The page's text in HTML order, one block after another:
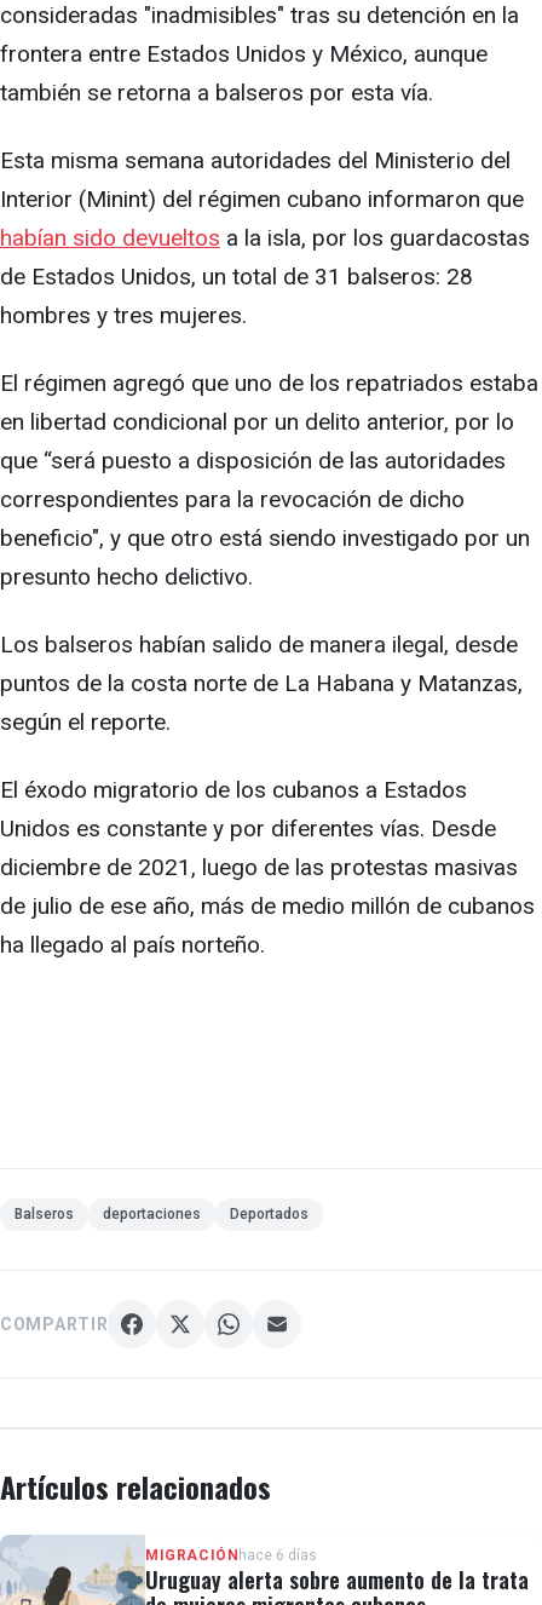
consideradas "inadmisibles" tras su detención en la
frontera entre Estados Unidos y México, aunque
también se retorna a balseros por esta vía.
Esta misma semana autoridades del Ministerio del
Interior (Minint) del régimen cubano informaron que
habían sido devueltos a la isla, por los guardacostas
de Estados Unidos, un total de 31 balseros: 28
hombres y tres mujeres.
El régimen agregó que uno de los repatriados estaba
en libertad condicional por un delito anterior, por lo
que “será puesto a disposición de las autoridades
correspondientes para la revocación de dicho
beneficio", y que otro está siendo investigado por un
presunto hecho delictivo.
Los balseros habían salido de manera ilegal, desde
puntos de la costa norte de La Habana y Matanzas,
según el reporte.
El éxodo migratorio de los cubanos a Estados
Unidos es constante y por diferentes vías. Desde
diciembre de 2021, luego de las protestas masivas
de julio de ese año, más de medio millón de cubanos
ha llegado al país norteño.
Balseros deportaciones Deportados
COMPARTIR
Artículos relacionados
MIGRACIÓN hace 6 días
Uruguay alerta sobre aumento de la trata